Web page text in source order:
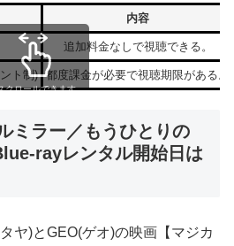
内容
追加料金なしで視聴できる。
ト制) 都度課金が必要で視聴期限がある。
クロールできます
ミラー／もうひとりの
rayレンタル開始日は
ヤ)とGEO(ゲオ)の映画【マジカ